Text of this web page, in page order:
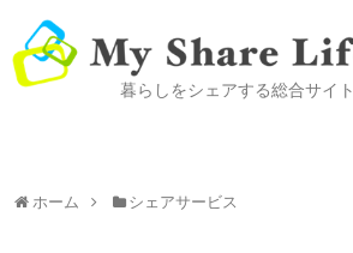
暮らしをシェアする総合サイト
ホーム シェアサービス